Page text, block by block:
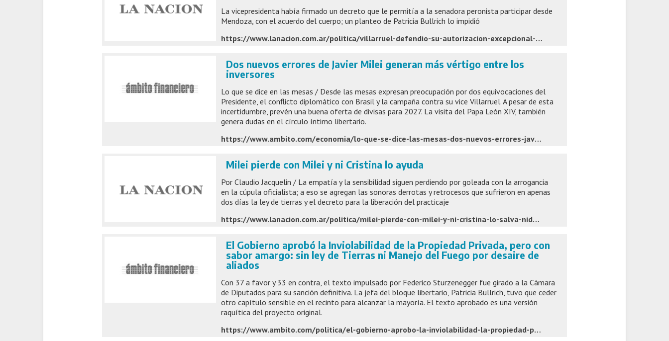
La vicepresidenta había firmado un decreto que le permitía a la senadora peronista participar desde
Mendoza, con el acuerdo del cuerpo; un planteo de Patricia Bullrich lo impidió
https://www.lanacion.com.ar/politica/villarruel-defendio-su-autorizacion-excepcional-a-fernandez-sagasti-para-votar-virtualmente-nid06082026/
Dos nuevos errores de Javier Milei generan más vértigo entre los
inversores
Lo que se dice en las mesas / Desde las mesas expresan preocupación por dos equivocaciones del
Presidente, el conflicto diplomático con Brasil y la campaña contra su vice Villarruel. A pesar de esta
incertidumbre, prevén una buena oferta de divisas para 2027. La visita del Papa León XIV, también
genera dudas en el círculo íntimo libertario.
https://www.ambito.com/economia/lo-que-se-dice-las-mesas-dos-nuevos-errores-javier-milei-generan-mas-vertigo-los-inversores-n6308034
Milei pierde con Milei y ni Cristina lo ayuda
Por Claudio Jacquelin / La empatía y la sensibilidad siguen perdiendo por goleada con la arrogancia
en la cúpula oficialista; a eso se agregan las sonoras derrotas y retrocesos que sufrieron en apenas
dos días la ley de tierras y el decreto para la liberación del practicaje
https://www.lanacion.com.ar/politica/milei-pierde-con-milei-y-ni-cristina-lo-salva-nid06082026/
El Gobierno aprobó la Inviolabilidad de la Propiedad Privada, pero con
sabor amargo: sin ley de Tierras ni Manejo del Fuego por desaire de
aliados
Con 37 a favor y 33 en contra, el texto impulsado por Federico Sturzenegger fue girado a la Cámara
de Diputados para su sanción definitiva. La jefa del bloque libertario, Patricia Bullrich, tuvo que ceder
otro capítulo sensible en el recinto para alcanzar la mayoría. El texto aprobado es una versión
raquítica del proyecto original.
https://www.ambito.com/politica/el-gobierno-aprobo-la-inviolabilidad-la-propiedad-privada-resignar-la-ley-tierras-la-presion-aliados-n6307924